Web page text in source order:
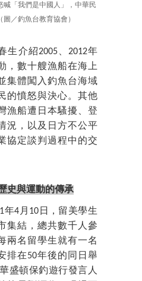
喊「我們是中國人」，中華民
／釣魚台教育協會）
生介紹2005、2012年
，數十艘漁船在海上
集體闖入釣魚台海域
的憤怒與決心。其他
漁船遭日本騷擾、登
況，以及日方不公平
協定談判過程中的交
史與運動的傳承
年4月10日，留美學生
集結，總共數千人參
兩名留學生就有一名
排在50年後的同日舉
盛頓保釣遊行發言人